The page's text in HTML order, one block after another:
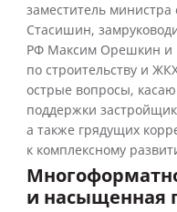
заместитель
Стасишин,
РФ Максим Орешкин и
по строительству и
острые вопросы,
поддержки
а также грядущих
к комплексному
и насыщенная